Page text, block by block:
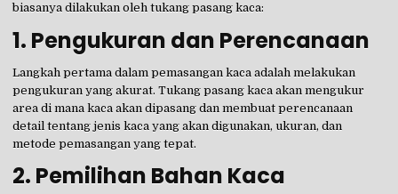
biasanya dilakukan oleh tukang pasang kaca:
1. Pengukuran dan Perencanaan
Langkah pertama dalam pemasangan kaca adalah melakukan
pengukuran yang akurat. Tukang pasang kaca akan mengukur
area di mana kaca akan dipasang dan membuat perencanaan
detail tentang jenis kaca yang akan digunakan, ukuran, dan
metode pemasangan yang tepat.
2. Pemilihan Bahan Kaca